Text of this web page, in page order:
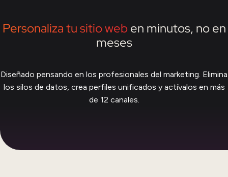
Personaliza tu sitio web en minutos, no en
meses
Diseñado pensando en los profesionales del marketing. Elimina
los silos de datos, crea perfiles unificados y actívalos en más
de 12 canales.